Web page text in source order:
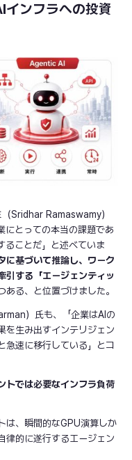
インフラへの投資
Sridhar Ramaswamy）
にとっての本当の課題であ
ることだ」と述べていま
に基づいて推論し、ワーク
引する「エージェンティッ
ある、と位置づけました。
）氏も、「企業はAIの
を生み出すインテリジェン
急速に移行している」とコ
トでは必要なインフラ負荷
は、瞬間的なGPU演算しか
律的に遂行するエージェン